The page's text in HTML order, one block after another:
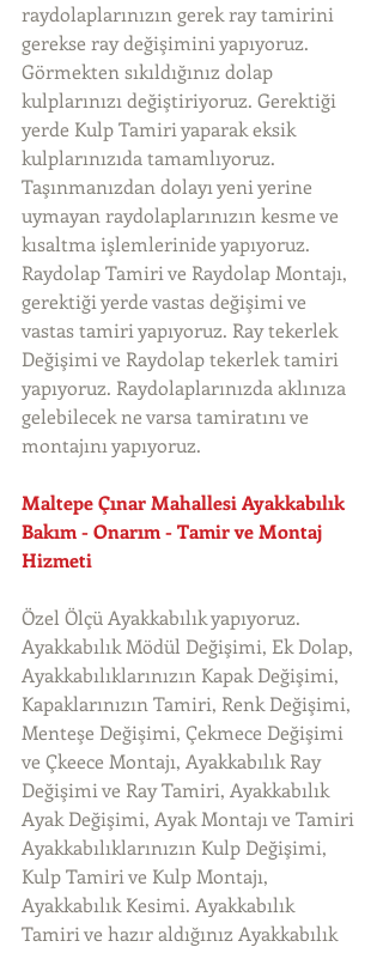
raydolaplarınızın gerek ray tamirini
gerekse ray değişimini yapıyoruz.
Görmekten sıkıldığınız dolap
kulplarınızı değiştiriyoruz. Gerektiği
yerde Kulp Tamiri yaparak eksik
kulplarınızıda tamamlıyoruz.
Taşınmanızdan dolayı yeni yerine
uymayan raydolaplarınızın kesme ve
kısaltma işlemlerinide yapıyoruz.
Raydolap Tamiri ve Raydolap Montajı,
gerektiği yerde vastas değişimi ve
vastas tamiri yapıyoruz. Ray tekerlek
Değişimi ve Raydolap tekerlek tamiri
yapıyoruz. Raydolaplarınızda aklınıza
gelebilecek ne varsa tamiratını ve
montajını yapıyoruz.
Maltepe Çınar Mahallesi Ayakkabılık
Bakım - Onarım - Tamir ve Montaj
Hizmeti
Özel Ölçü Ayakkabılık yapıyoruz.
Ayakkabılık Mödül Değişimi, Ek Dolap,
Ayakkabılıklarınızın Kapak Değişimi,
Kapaklarınızın Tamiri, Renk Değişimi,
Menteşe Değişimi, Çekmece Değişimi
ve Çkeece Montajı, Ayakkabılık Ray
Değişimi ve Ray Tamiri, Ayakkabılık
Ayak Değişimi, Ayak Montajı ve Tamiri
Ayakkabılıklarınızın Kulp Değişimi,
Kulp Tamiri ve Kulp Montajı,
Ayakkabılık Kesimi. Ayakkabılık
Tamiri ve hazır aldığınız Ayakkabılık